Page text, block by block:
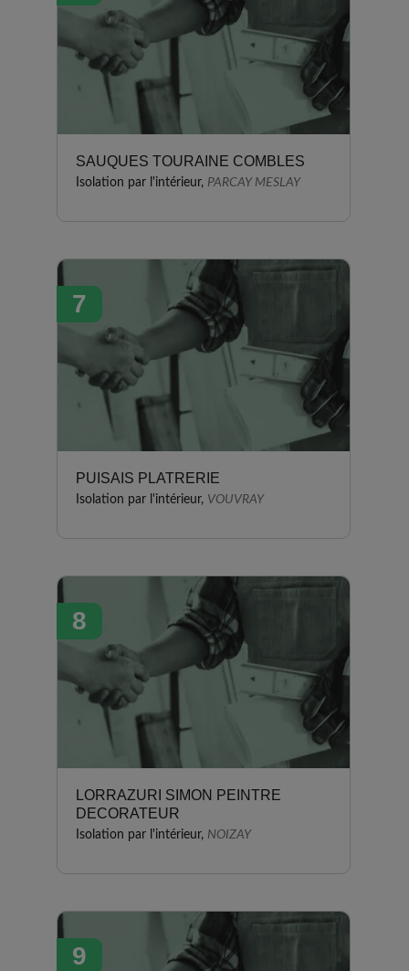
SAUQUES TOURAINE COMBLES
Isolation par l'intérieur, PARCAY MESLAY
7
PUISAIS PLATRERIE
Isolation par l'intérieur, VOUVRAY
8
LORRAZURI SIMON PEINTRE
DECORATEUR
Isolation par l'intérieur, NOIZAY
9